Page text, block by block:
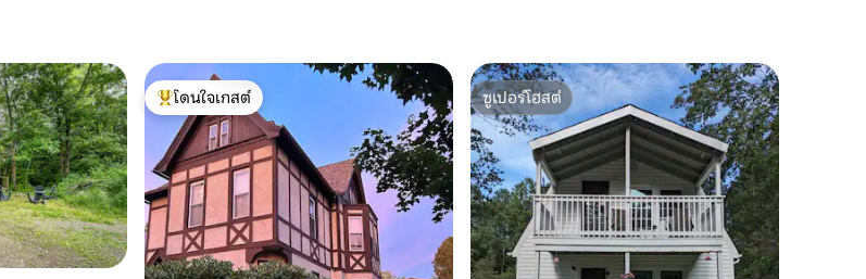
โดนใจเกสต์ที่สุด
โดนใจเกสต์
ซูเปอร์โฮสต์
ซูเปอร์โฮสต์